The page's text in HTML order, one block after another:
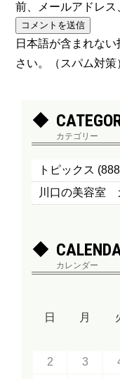
前、メールアドレス
日本語が含まれな
さい。（スパム対策
カテゴリー
トピックス
川口の美容室
カレンダー
日 月
2
3